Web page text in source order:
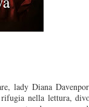
lady Diana
nella lettura,